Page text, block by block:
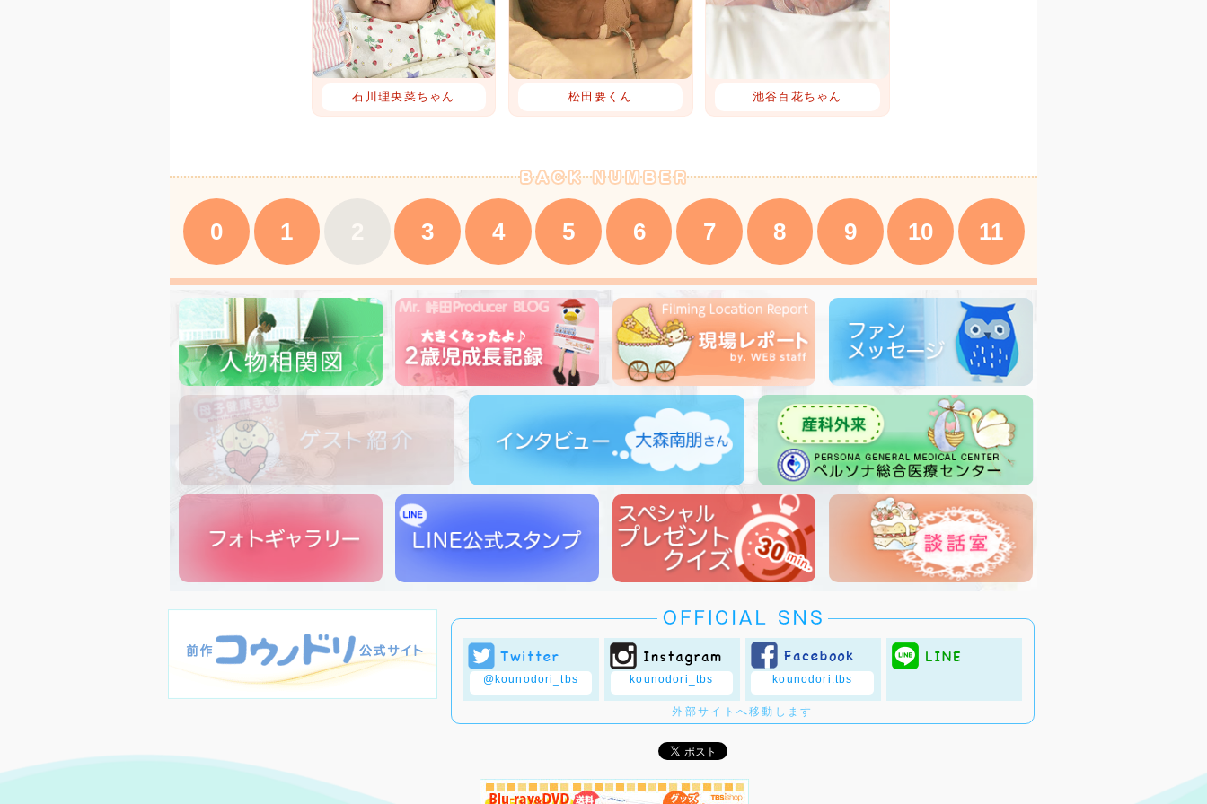
石川理央菜ちゃん 松田要くん 池谷百花ちゃん
0 1 3 4 5 6 7 8 9 10 11
@kounodori_tbs kounodori_tbs kounodori.tbs
- 外部サイトへ移動します -